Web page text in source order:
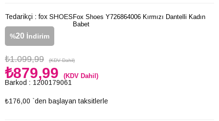
Tedarikçi : fox SHOES
%20 İndirim
₺1.099,99 (KDV Dahil)
₺879,99 (KDV Dahil)
Barkod : 1200179061
₺176,00 `den başlayan taksitlerle
Fox Shoes Y726864006 Kırmızı Dantelli Kadın
Babet